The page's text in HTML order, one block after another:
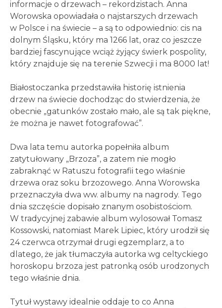
informacje o drzewach – rekordzistach. Anna
Worowska opowiadała o najstarszych drzewach
w Polsce i na świecie – a są to odpowiednio: cis na
dolnym Śląsku, który ma 1266 lat, oraz co jeszcze
bardziej fascynujące wciąż żyjący świerk pospolity,
który znajduje się na terenie Szwecji i ma 8000 lat!
Białostoczanka przedstawiła historię istnienia
drzew na świecie dochodząc do stwierdzenia, że
obecnie „gatunków zostało mało, ale są tak piękne,
że można je nawet fotografować”.
Dwa lata temu autorka popełniła album
zatytułowany „Brzoza”, a zatem nie mogło
zabraknąć w Ratuszu fotografii tego właśnie
drzewa oraz soku brzozowego. Anna Worowska
przeznaczyła dwa ww. albumy na nagrody. Tego
dnia szczęście dopisało znanym osobistościom.
W tradycyjnej zabawie album wylosował Tomasz
Kossowski, natomiast Marek Lipiec, który urodził się
24 czerwca otrzymał drugi egzemplarz, a to
dlatego, że jak tłumaczyła autorka wg celtyckiego
horoskopu brzoza jest patronką osób urodzonych
tego właśnie dnia.
Tytuł wystawy idealnie oddaje to co Anna